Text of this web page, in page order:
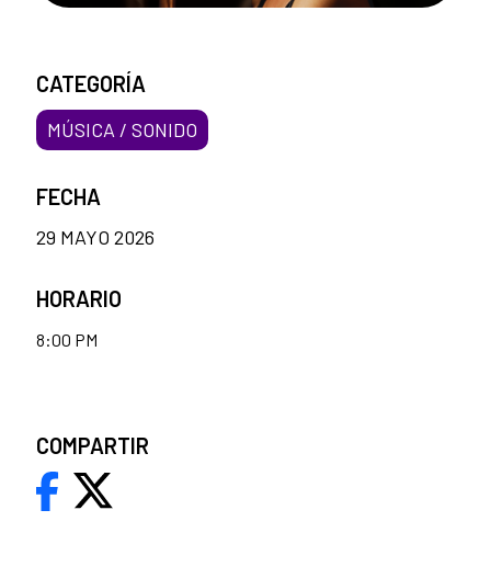
CATEGORÍA
MÚSICA / SONIDO
FECHA
29 MAYO 2026
HORARIO
8:00 PM
COMPARTIR